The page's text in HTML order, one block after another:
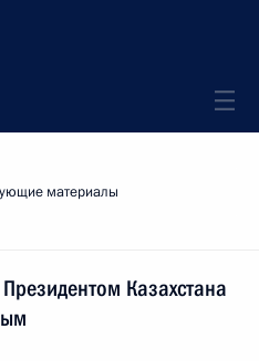
материалы
Казахстана